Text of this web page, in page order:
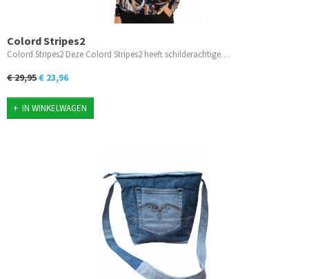
Colord Stripes2
Colord Stripes2 Deze Colord Stripes2 heeft schilderachtige…
€ 29,95€ 23,96
IN WINKELWAGEN